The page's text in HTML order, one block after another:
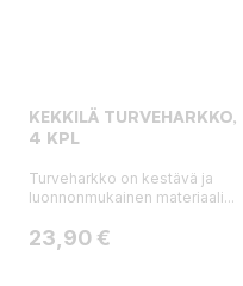
KEKKILÄ TURVEHARKKO,
4 KPL
Turveharkko on kestävä ja
luonnonmukainen materiaali...
Hinta
23,90 €